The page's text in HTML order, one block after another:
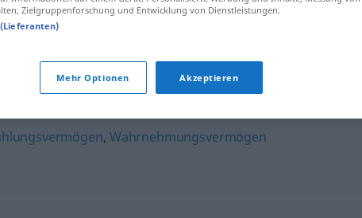
, Wahrnehmungsvermögen
Zielgruppenforschung und Entwicklung von Dienstleistungen.
Mehr Optionen Akzeptieren